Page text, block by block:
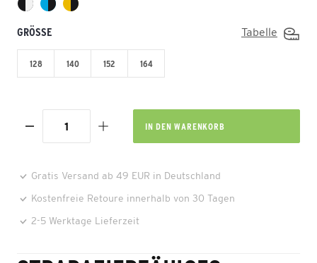
GRÖSSE Tabelle
128 140 152 164
IN DEN WARENKORB
Gratis Versand ab 49 EUR in Deutschland
Kostenfreie Retoure innerhalb von 30 Tagen
2-5 Werktage Lieferzeit